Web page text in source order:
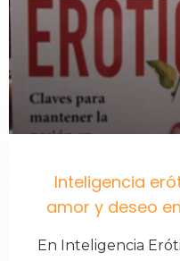
Inteligencia
amor y deseo
En Inteligencia